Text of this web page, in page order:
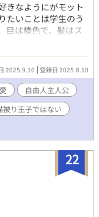
きなようにがモット
たいことは学生のう
目は榛色で、髪はス
け、自分なりの青
る日、和泉は学校の
密かに自分のスケッ
が何故和泉を描いて
の翌日、今までの不
らせられる。そこ
何かと耀に構って
いちゃう耀。そう
実は和泉の不登校
攻め×マイペース自
して、後から攻めが
*本編完結しまし
*処女作です。なん
2025.9.10 登録日 2025.8.10
自由人主人公
被り王子ではない
22